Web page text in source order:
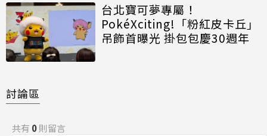
台北寶可夢專屬！
PokéXciting!「粉紅皮卡丘」
吊飾首曝光 掛包包慶30週年
討論區
共有 0則留言